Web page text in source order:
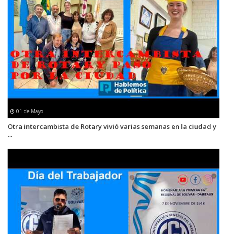
01 de Mayo
Otra intercambista de Rotary vivió varias semanas en la ciudad y
...